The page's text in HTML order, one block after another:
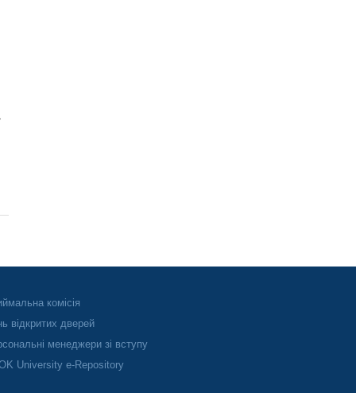
комісія
відкритих дверей
менеджери зі вступу
University e-Repository